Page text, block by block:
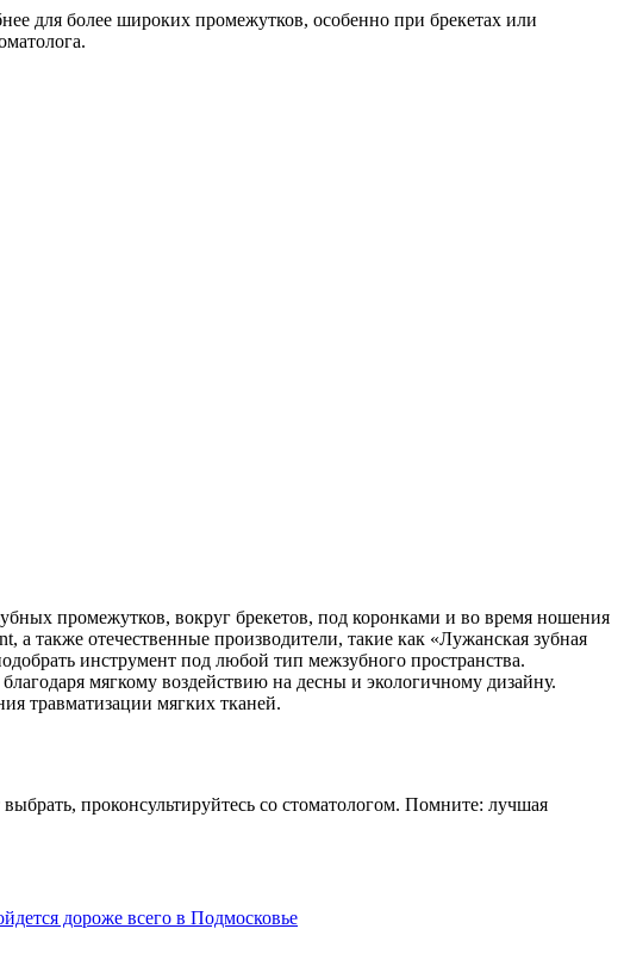
для более широких промежутков, особенно при брекетах или
промежутков, вокруг брекетов, под коронками и во время ношения
также отечественные производители, такие как «Лужанская зубная
инструмент под любой тип межзубного пространства.
мягкому воздействию на десны и экологичному дизайну.
травматизации мягких тканей.
проконсультируйтесь со стоматологом. Помните: лучшая
дороже всего в Подмосковье